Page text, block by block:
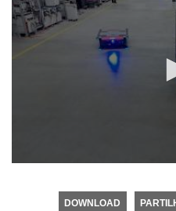
DOWNLOAD